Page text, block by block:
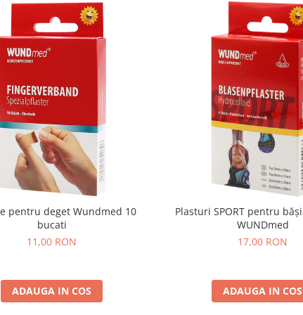
pentru deget Wundmed 10
bucati
11,00 RON
ADAUGA IN COS
Plasturi SPORT pentru
WUNDmed
17,00 RON
ADAUGA IN COS